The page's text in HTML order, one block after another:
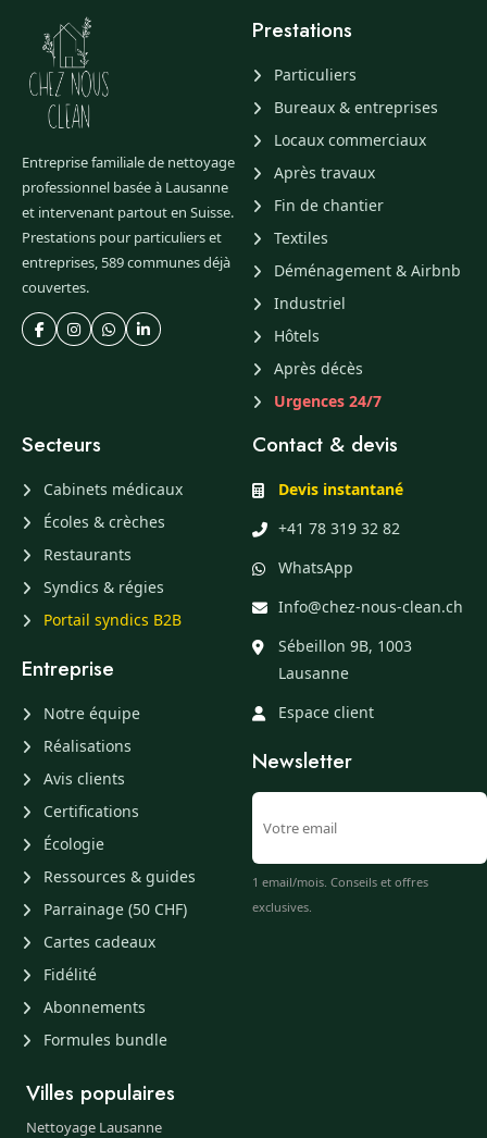
Entreprise familiale de nettoyage
professionnel basée à Lausanne
et intervenant partout en Suisse.
Prestations pour particuliers et
entreprises, 589 communes déjà
couvertes.
Prestations
Particuliers
Bureaux & entreprises
Locaux commerciaux
Après travaux
Fin de chantier
Textiles
Déménagement & Airbnb
Industriel
Hôtels
Après décès
Urgences 24/7
Secteurs
Cabinets médicaux
Écoles & crèches
Restaurants
Syndics & régies
Portail syndics B2B
Entreprise
Notre équipe
Réalisations
Avis clients
Certifications
Écologie
Ressources & guides
Parrainage (50 CHF)
Cartes cadeaux
Fidélité
Abonnements
Formules bundle
Contact & devis
Devis instantané
+41 78 319 32 82
WhatsApp
Info@chez-nous-clean.ch
Sébeillon 9B, 1003
Lausanne
Espace client
Newsletter
1 email/mois. Conseils et offres
exclusives.
Villes populaires
Nettoyage Lausanne